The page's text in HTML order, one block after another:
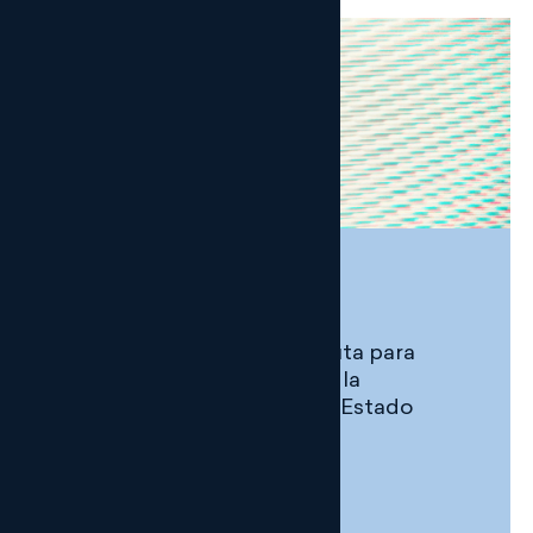
La AEPD marca la hoja de ruta para
reforzar el cumplimiento en la
Administración General del Estado